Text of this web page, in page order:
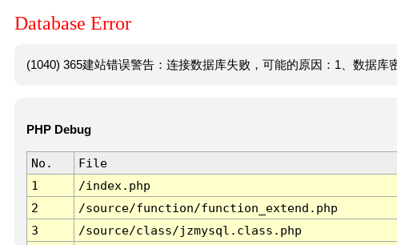
Database Error
(1040) 365建站错误警告：连接数据库失败，可能的原因：1、数据库
PHP Debug
No. File
1
/index.php
2
/source/function/function_extend.php
3
/source/class/jzmysql.class.php